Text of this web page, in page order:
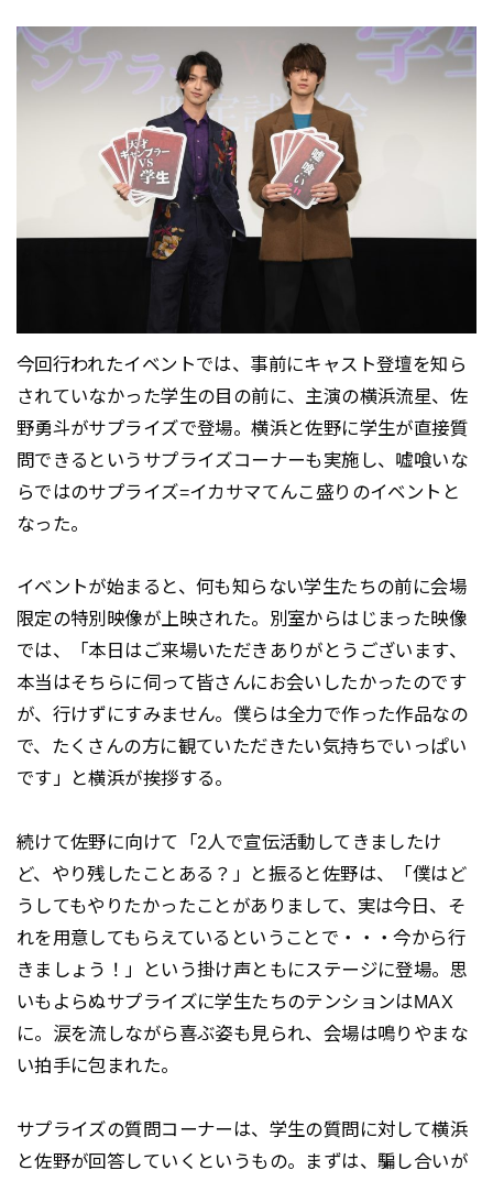
今回行われたイベントでは、事前にキャスト登壇を知ら
されていなかった学生の目の前に、主演の横浜流星、佐
野勇斗がサプライズで登場。横浜と佐野に学生が直接質
問できるというサプライズコーナーも実施し、嘘喰いな
らではのサプライズ=イカサマてんこ盛りのイベントと
なった。
イベントが始まると、何も知らない学生たちの前に会場
限定の特別映像が上映された。別室からはじまった映像
では、「本日はご来場いただきありがとうございます、
本当はそちらに伺って皆さんにお会いしたかったのです
が、行けずにすみません。僕らは全力で作った作品なの
で、たくさんの方に観ていただきたい気持ちでいっぱい
です」と横浜が挨拶する。
続けて佐野に向けて「2人で宣伝活動してきましたけ
ど、やり残したことある？」と振ると佐野は、「僕はど
うしてもやりたかったことがありまして、実は今日、そ
れを用意してもらえているということで・・・今から行
きましょう！」という掛け声ともにステージに登場。思
いもよらぬサプライズに学生たちのテンションはMAX
に。涙を流しながら喜ぶ姿も見られ、会場は鳴りやまな
い拍手に包まれた。
サプライズの質問コーナーは、学生の質問に対して横浜
と佐野が回答していくというもの。まずは、騙し合いが